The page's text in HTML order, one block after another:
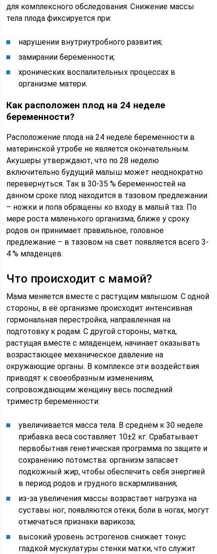
для комплексного обследования. Снижение массы
тела плода фиксируется при:
нарушении внутриутробного развития;
замирании беременности;
хронических воспалительных процессах в
организме матери.
Как расположен плод на 24 неделе
беременности?
Расположение плода на 24 неделе беременности в
материнской утробе не является окончательным.
Акушеры утверждают, что по 28 неделю
включительно будущий малыш может неоднократно
перевернуться. Так в 30-35 % беременностей на
данном сроке плод находится в тазовом предлежании
– ножки и попа обращены ко входу в малый таз. По
мере роста маленького организма, ближе у сроку
родов он принимает правильное, головное
предлежание – в тазовом на свет появляется всего 3-
4 % младенцев.
Что происходит с мамой?
Мама меняется вместе с растущим малышом. С одной
стороны, в её организме происходит интенсивная
гормональная перестройка, направленная на
подготовку к родам. С другой стороны, матка,
растущая вместе с младенцем, начинает оказывать
возрастающее механическое давление на
окружающие органы. В комплексе эти воздействия
приводят к своеобразным изменениям,
сопровождающим женщину весь последний
триместр беременности:
увеличивается масса тела. В среднем к 30 неделе
прибавка веса составляет 10±2 кг. Срабатывает
первобытная генетическая программа по защите и
сохранению потомства: организм запасает
подкожный жир, чтобы обеспечить себя энергией
в период родов и грудного вскармливания;
из-за увеличения массы возрастает нагрузка на
суставы ног, появляются отеки, боли в ногах, могут
отмечаться признаки варикоза;
высокий уровень эстрогенов снижает тонус
гладкой мускулатуры стенки матки, что служит